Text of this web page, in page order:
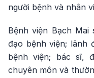
người bệnh và nhân
Bệnh viện Bạch
đạo bệnh viện; lãnh
bệnh viện; bác sĩ,
chuyên môn và